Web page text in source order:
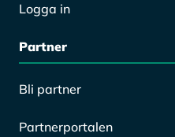
Logga in
Partner
Bli partner
Partnerportalen